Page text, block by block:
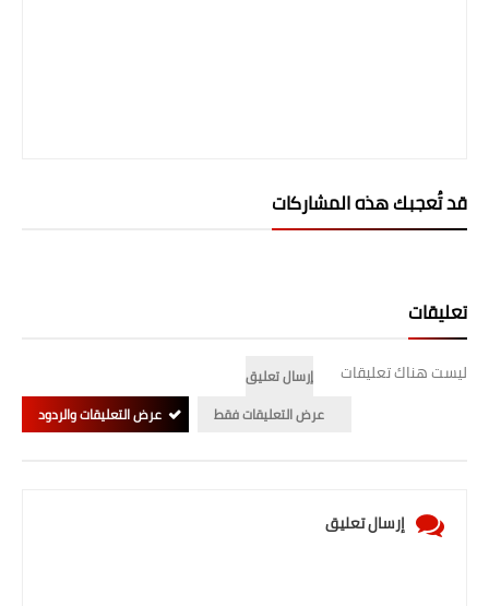
الطقس
قد تُعجبك هذه المشاركات
تعليقات
ليست هناك تعليقات
إرسال تعليق
عرض التعليقات فقط
عرض التعليقات والردود
إرسال تعليق